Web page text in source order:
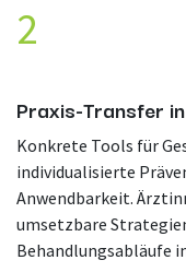
2
Praxis-Transfer
Konkrete Tools für
individualisierte
Anwendbarkeit.
umsetzbare
Behandlungsabläufe